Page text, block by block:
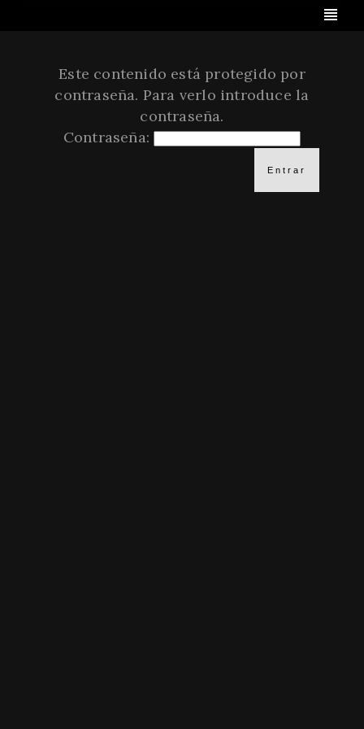
Este contenido está protegido por
contraseña. Para verlo introduce la
contraseña.
Contraseña: